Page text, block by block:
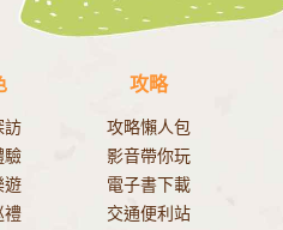
訪
驗
遊
禮
攻略
攻略懶人包
影音帶你玩
電子書下載
交通便利站